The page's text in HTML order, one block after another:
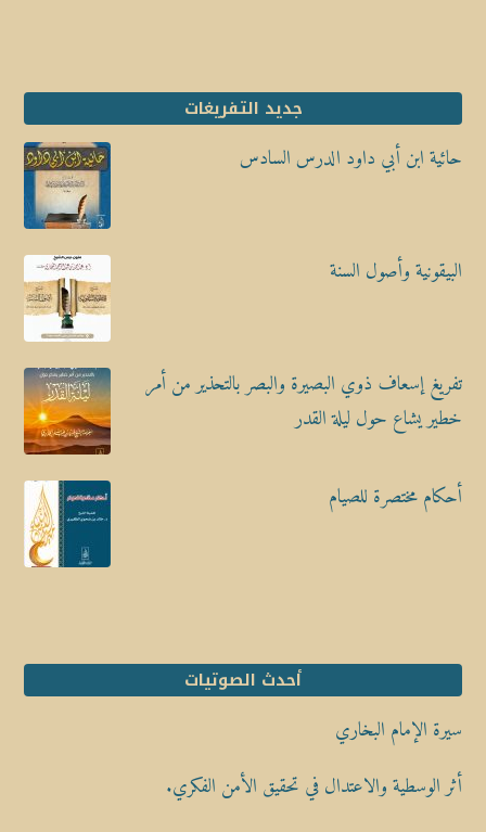
جديد التفريغات
حائية ابن أبي داود الدرس السادس
البيقونية وأصول السنة
تفريغ إسعاف ذوي البصيرة والبصر بالتحذير من أمر
خطير يشاع حول ليلة القدر
أحكام مختصرة للصيام
أحدث الصوتيات
سيرة الإمام البخاري
أثر الوسطية والاعتدال في تحقيق الأمن الفكري.